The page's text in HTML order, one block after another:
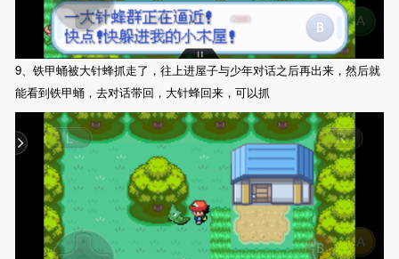
9、铁甲蛹被大针蜂抓走了，往上进屋子与少年对话之后再出来，然后就
能看到铁甲蛹，去对话带回，大针蜂回来，可以抓